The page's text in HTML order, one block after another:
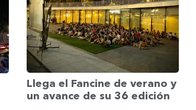
Llega el Fancine de verano y
un avance de su 36 edición